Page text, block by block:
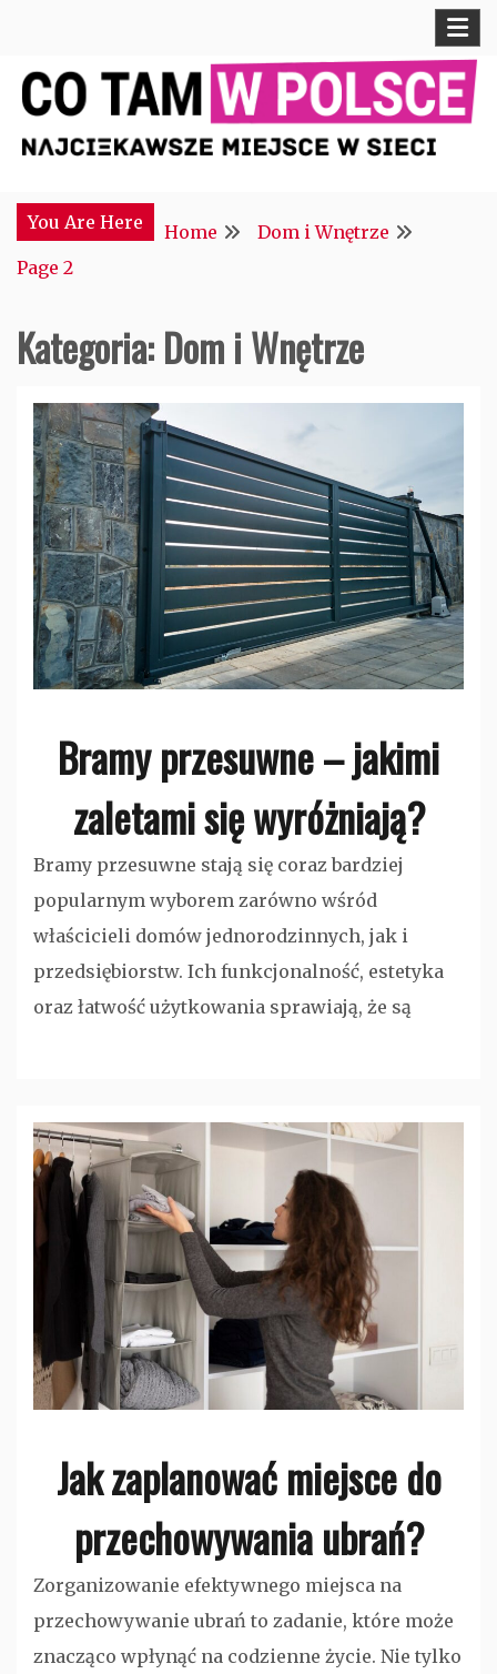
content
CTM POLONIA
You Are Here
Home
Dom i Wnętrze
Page 2
Kategoria:Dom i Wnętrze
Bramy przesuwne – jakimi
zaletami się wyróżniają?
Bramy przesuwne stają się coraz bardziej
popularnym wyborem zarówno wśród
właścicieli domów jednorodzinnych, jak i
przedsiębiorstw. Ich funkcjonalność, estetyka
oraz łatwość użytkowania sprawiają, że są
Jak zaplanować miejsce do
przechowywania ubrań?
Zorganizowanie efektywnego miejsca na
przechowywanie ubrań to zadanie, które może
znacząco wpłynąć na codzienne życie. Nie tylko